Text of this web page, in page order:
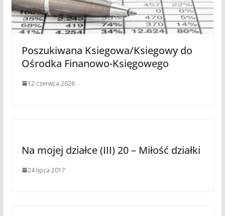
Poszukiwana Ksiegowa/Ksiegowy do
Ośrodka Finanowo-Księgowego
12 czerwca 2026
Na mojej działce (III) 20 – Miłość działki
24 lipca 2017